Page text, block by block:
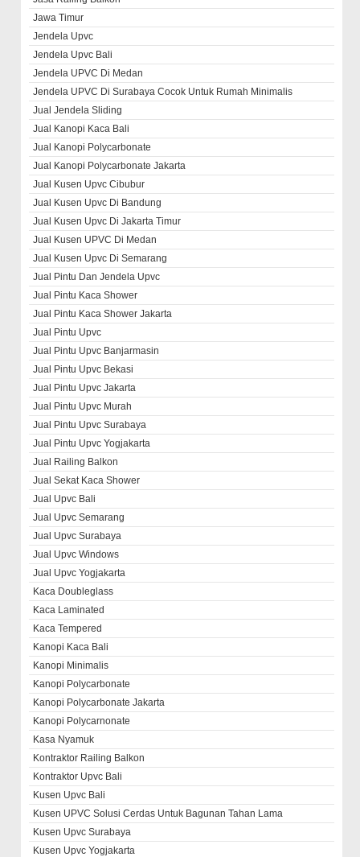
Jawa Timur
Jendela Upvc
Jendela Upvc Bali
Jendela UPVC Di Medan
Jendela UPVC Di Surabaya Cocok Untuk Rumah Minimalis
Jual Jendela Sliding
Jual Kanopi Kaca Bali
Jual Kanopi Polycarbonate
Jual Kanopi Polycarbonate Jakarta
Jual Kusen Upvc Cibubur
Jual Kusen Upvc Di Bandung
Jual Kusen Upvc Di Jakarta Timur
Jual Kusen UPVC Di Medan
Jual Kusen Upvc Di Semarang
Jual Pintu Dan Jendela Upvc
Jual Pintu Kaca Shower
Jual Pintu Kaca Shower Jakarta
Jual Pintu Upvc
Jual Pintu Upvc Banjarmasin
Jual Pintu Upvc Bekasi
Jual Pintu Upvc Jakarta
Jual Pintu Upvc Murah
Jual Pintu Upvc Surabaya
Jual Pintu Upvc Yogjakarta
Jual Railing Balkon
Jual Sekat Kaca Shower
Jual Upvc Bali
Jual Upvc Semarang
Jual Upvc Surabaya
Jual Upvc Windows
Jual Upvc Yogjakarta
Kaca Doubleglass
Kaca Laminated
Kaca Tempered
Kanopi Kaca Bali
Kanopi Minimalis
Kanopi Polycarbonate
Kanopi Polycarbonate Jakarta
Kanopi Polycarnonate
Kasa Nyamuk
Kontraktor Railing Balkon
Kontraktor Upvc Bali
Kusen Upvc Bali
Kusen UPVC Solusi Cerdas Untuk Bagunan Tahan Lama
Kusen Upvc Surabaya
Kusen Upvc Yogjakarta